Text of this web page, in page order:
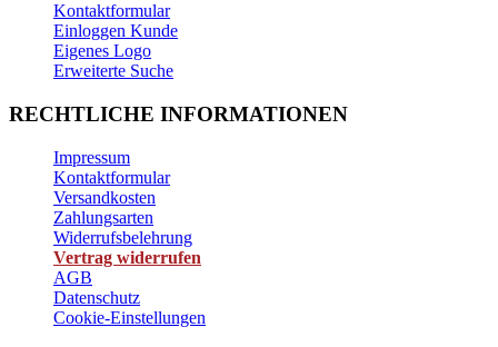
Kontaktformular
Einloggen Kunde
Eigenes Logo
Erweiterte Suche
RECHTLICHE INFORMATIONEN
Impressum
Kontaktformular
Versandkosten
Zahlungsarten
Widerrufsbelehrung
Vertrag widerrufen
AGB
Datenschutz
Cookie-Einstellungen